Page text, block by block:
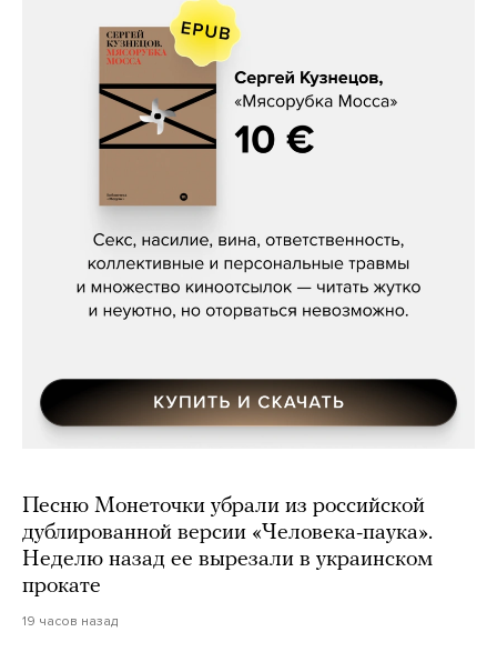
Сергей Кузнецов, «Мясорубка
Песню Монеточки убрали из российской
дублированной версии «Человека-паука».
Неделю назад ее вырезали в украинском
прокате
19 часов назад